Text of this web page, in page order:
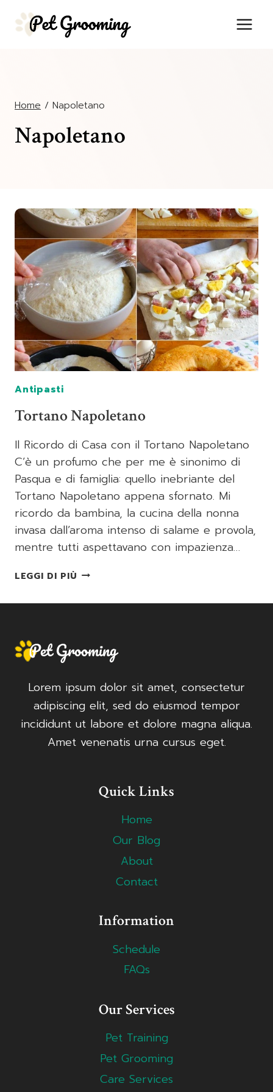
Home / Napoletano
Napoletano
Antipasti
Tortano Napoletano
Il Ricordo di Casa con il Tortano Napoletano
C’è un profumo che per me è sinonimo di
Pasqua e di famiglia: quello inebriante del
Tortano Napoletano appena sfornato. Mi
ricordo da bambina, la cucina della nonna
invasa dall’aroma intenso di salame e provola,
mentre tutti aspettavano con impazienza…
LEGGI DI PIÙ TORTANO
Lorem ipsum dolor sit amet, consectetur
adipiscing elit, sed do eiusmod tempor
incididunt ut labore et dolore magna aliqua.
Amet venenatis urna cursus eget.
Quick Links
Home
Our Blog
About
Contact
Information
Schedule
FAQs
Our Services
Pet Training
Pet Grooming
Care Services